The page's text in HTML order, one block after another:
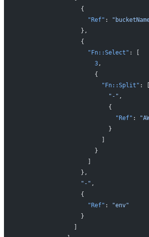
                  {
                    "Ref"
:
                  },
                  {
                    "Fn::Select"
: [
                      3
,
                      {
                        "Fn::Split"
: [
                          "-"
,
                          {
                            "Ref"
:
                          }
                      }
                  },
                  "-"
,
                  {
                    "Ref"
:
"env"
                  }